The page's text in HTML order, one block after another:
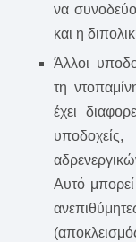
να
και η
Άλλοι
τη
έχει
Αυτό μπορεί